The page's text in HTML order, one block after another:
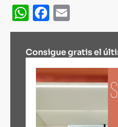
WhatsApp
Facebook
Consigue gratis el